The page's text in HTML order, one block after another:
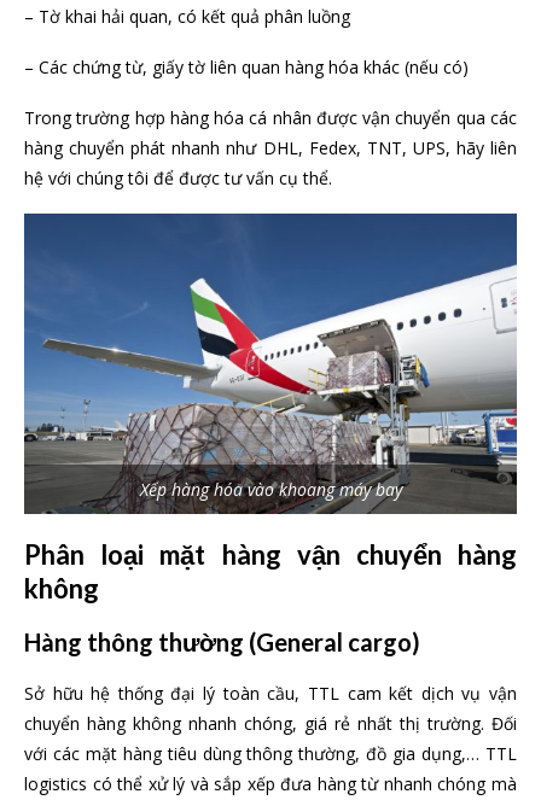
– Tờ khai hải quan, có kết quả phân luồng
– Các chứng từ, giấy tờ liên quan hàng hóa khác (nếu có)
Trong trường hợp hàng hóa cá nhân được vận chuyển qua các
hàng chuyển phát nhanh như DHL, Fedex, TNT, UPS, hãy liên
hệ với chúng tôi để được tư vấn cụ thể.
Xếp hàng hóa vào khoang máy bay
Phân loại mặt hàng vận chuyển hàng
không
Hàng thông thường (General cargo)
Sở hữu hệ thống đại lý toàn cầu, TTL cam kết dịch vụ vận
chuyển hàng không nhanh chóng, giá rẻ nhất thị trường. Đối
với các mặt hàng tiêu dùng thông thường, đồ gia dụng,… TTL
logistics có thể xử lý và sắp xếp đưa hàng từ nhanh chóng mà